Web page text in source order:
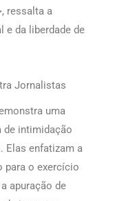
ressalta a
e da liberdade de
Jornalistas
uma
de intimidação
Elas enfatizam a
para o exercício
apuração de